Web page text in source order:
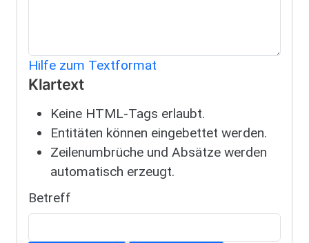
Hilfe zum Textformat
Klartext
Keine HTML-Tags erlaubt.
Entitäten können eingebettet werden.
Zeilenumbrüche und Absätze werden
automatisch erzeugt.
Betreff